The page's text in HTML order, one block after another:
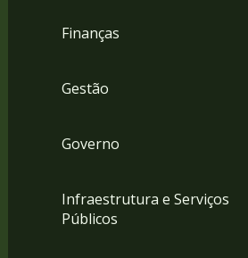
Finanças
Gestão
Governo
Infraestrutura e Serviços
Públicos